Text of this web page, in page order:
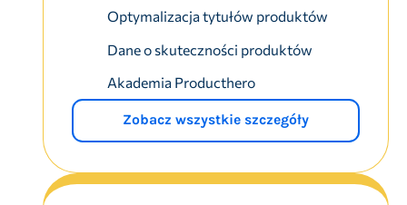
Optymalizacja tytułów produktów
Dane o skuteczności produktów
Akademia Producthero
Zobacz wszystkie szczegóły